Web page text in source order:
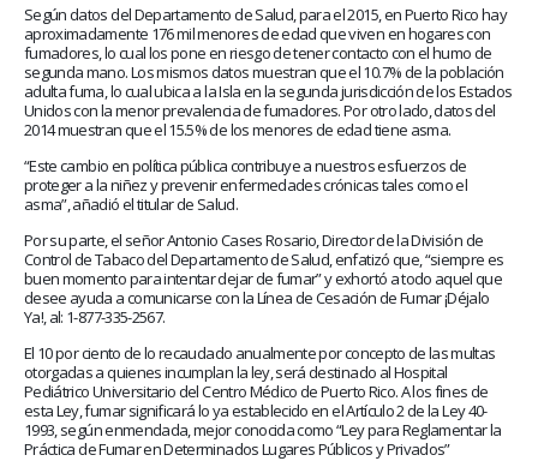
Según datos del Departamento de Salud, para el 2015, en Puerto Rico hay
aproximadamente 176 mil menores de edad que viven en hogares con
fumadores, lo cual los pone en riesgo de tener contacto con el humo de
segunda mano. Los mismos datos muestran que el 10.7% de la población
adulta fuma, lo cual ubica a la Isla en la segunda jurisdicción de los Estados
Unidos con la menor prevalencia de fumadores. Por otro lado, datos del
2014 muestran que el 15.5% de los menores de edad tiene asma.
“Este cambio en política pública contribuye a nuestros esfuerzos de
proteger a la niñez y prevenir enfermedades crónicas tales como el
asma”, añadió el titular de Salud.
Por su parte, el señor Antonio Cases Rosario, Director de la División de
Control de Tabaco del Departamento de Salud, enfatizó que, “siempre es
buen momento para intentar dejar de fumar” y exhortó a todo aquel que
desee ayuda a comunicarse con la Línea de Cesación de Fumar ¡Déjalo
Ya!, al: 1-877-335-2567.
El 10 por ciento de lo recaudado anualmente por concepto de las multas
otorgadas a quienes incumplan la ley, será destinado al Hospital
Pediátrico Universitario del Centro Médico de Puerto Rico. A los fines de
esta Ley, fumar significará lo ya establecido en el Artículo 2 de la Ley 40-
1993, según enmendada, mejor conocida como “Ley para Reglamentar la
Práctica de Fumar en Determinados Lugares Públicos y Privados”